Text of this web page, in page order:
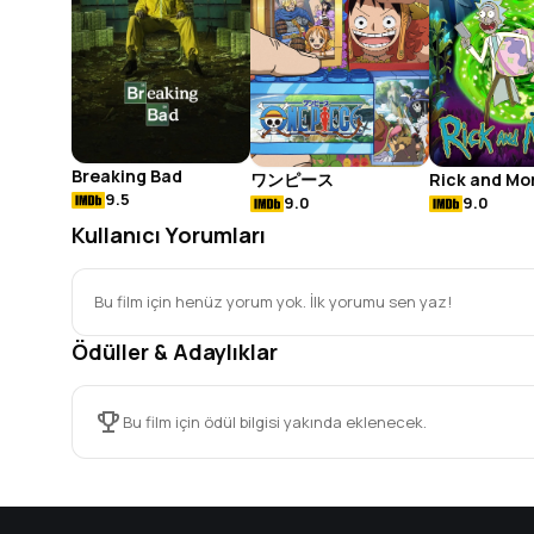
Breaking Bad
9.5
ワンピース
9.0
Rick and
9.0
Kullanıcı Yorumları
Bu film için henüz yorum yok. İlk yorumu sen yaz!
Ödüller & Adaylıklar
Bu film için ödül bilgisi yakında eklenecek.